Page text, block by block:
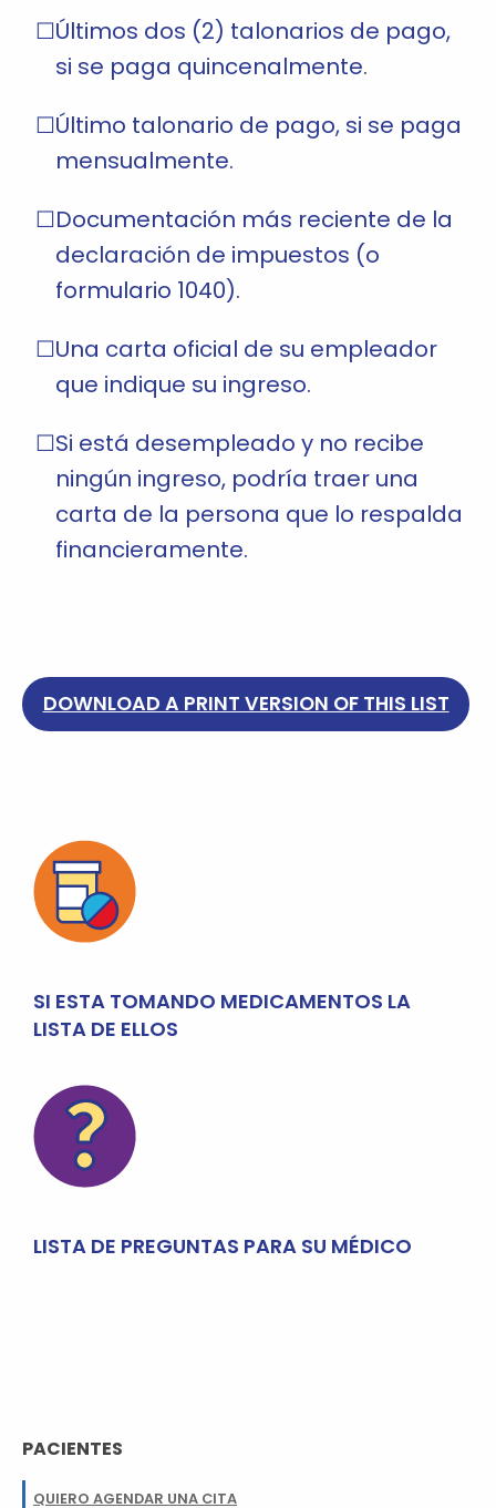
Últimos dos (2) talonarios de pago,
si se paga quincenalmente.
Último talonario de pago, si se paga
mensualmente.
Documentación más reciente de la
declaración de impuestos (o
formulario 1040).
Una carta oficial de su empleador
que indique su ingreso.
Si está desempleado y no recibe
ningún ingreso, podría traer una
carta de la persona que lo respalda
financieramente.
DOWNLOAD A PRINT VERSION OF THIS LIST
SI ESTA TOMANDO MEDICAMENTOS LA
LISTA DE ELLOS
LISTA DE PREGUNTAS PARA SU MÉDICO
PACIENTES
QUIERO AGENDAR UNA CITA